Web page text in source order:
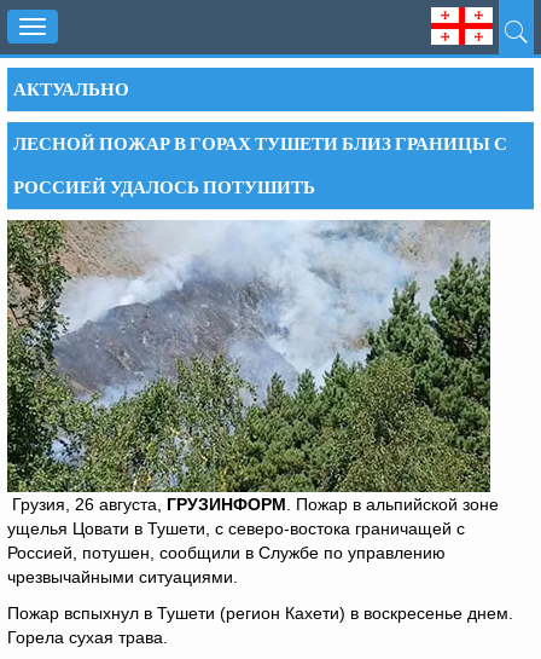
Toggle
navigation
АКТУАЛЬНО
ЛЕСНОЙ ПОЖАР В ГОРАХ ТУШЕТИ БЛИЗ ГРАНИЦЫ С
РОССИЕЙ УДАЛОСЬ ПОТУШИТЬ
Грузия, 26 августа, ГРУЗИНФОРМ . Пожар в альпийской зоне
ущелья Цовати в Тушети, с северо-востока граничащей с
Россией, потушен, сообщили в Службе по управлению
чрезвычайными ситуациями.
Пожар вспыхнул в Тушети (регион Кахети) в воскресенье днем.
Горела сухая трава.